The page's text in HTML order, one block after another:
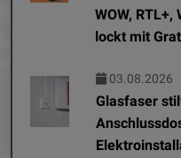
WOW,
lockt mit
03.08.2026
Glasfaser